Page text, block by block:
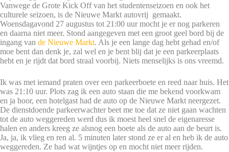
Vanwege de Grote Kick Off van het studentenseizoen en ook het
culturele seizoen, is de Nieuwe Markt autovrij gemaakt.
Woensdagavond 27 augustus tot 21:00 uur mocht je er nog parkeren
en daarna niet meer. Stond aangegeven met een groot geel bord bij de
ingang van de Nieuwe Markt. Als je een lange dag hebt gehad en/of
moe bent dan denk je, zal wel en je bent blij dat je een parkeerplaats
hebt en je rijdt dat bord straal voorbij. Niets menselijks is ons vreemd.
Ik was met iemand praten over een parkeerboete en reed naar huis. Het
was 21:10 uur. Plots zag ik een auto staan die me bekend voorkwam
en ja hoor, een hotelgast had de auto op de Nieuwe Markt neergezet.
De dienstdoende parkeerwachter beet me toe dat ze niet gaan wachten
tot de auto weggereden werd dus ik moest heel snel de eigenaresse
halen en anders kreeg ze alsnog een boete als de auto aan de beurt is.
Ja, ja, ik vlieg en ren al. 5 minuten later stond ze er al en heb ik de auto
weggereden. Ze had wat wijntjes op en mocht niet meer rijden.